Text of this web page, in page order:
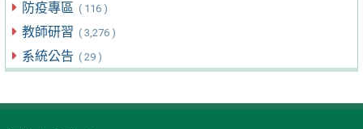
防疫專區 ( 116 )
教師研習 ( 3,276 )
系統公告 ( 29 )